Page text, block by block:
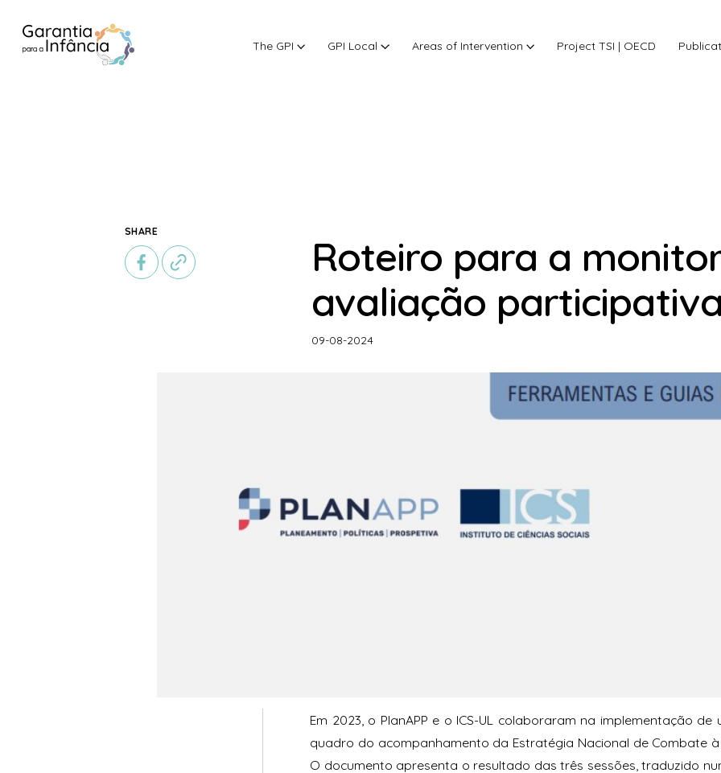
The GPI GPI Local Areas of Intervention Project TSI | OECD
SHARE
Roteiro para a
avaliação participativa
09-08-2024
Em 2023, o PlanAPP e o ICS-UL colaboraram na implementação de
quadro do acompanhamento da Estratégia Nacional de Combate à
O documento apresenta o resultado das três sessões, traduzido